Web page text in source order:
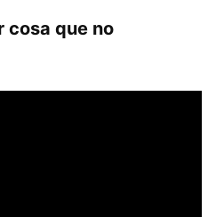
cosa que no